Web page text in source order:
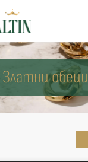
Златни обеци